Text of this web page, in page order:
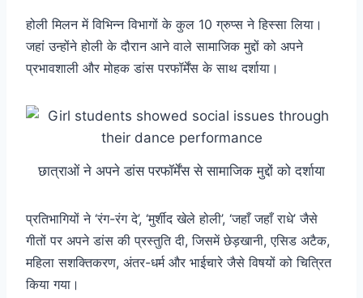
होली मिलन में विभिन्न विभागों के कुल 10 ग्रुप्स ने हिस्सा लिया।
जहां उन्होंने होली के दौरान आने वाले सामाजिक मुद्दों को अपने
प्रभावशाली और मोहक डांस परफॉर्मेंस के साथ दर्शाया।
छात्राओं ने अपने डांस परफॉर्मेंस से सामाजिक मुद्दों को दर्शाया
प्रतिभागियों ने ‘रंग-रंग दे’, ‘मुर्शीद खेले होली’, ‘जहाँ जहाँ राधे’ जैसे
गीतों पर अपने डांस की प्रस्तुति दी, जिसमें छेड़खानी, एसिड अटैक,
महिला सशक्तिकरण, अंतर-धर्म और भाईचारे जैसे विषयों को चित्रित
किया गया।